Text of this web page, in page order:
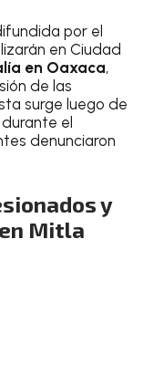
por el
en Ciudad
en Oaxaca,
de las
surge luego de
el
denunciaron
y
Mitla